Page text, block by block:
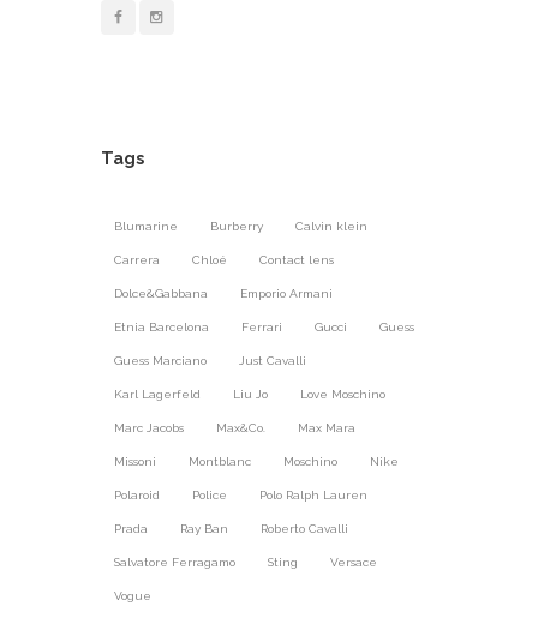
Tags
Blumarine Burberry Calvin klein
Carrera Chloé Contact lens
Dolce&Gabbana Emporio Armani
Etnia Barcelona Ferrari Gucci Guess
Guess Marciano Just Cavalli
Karl Lagerfeld Liu Jo Love Moschino
Marc Jacobs Max&Co. Max Mara
Missoni Montblanc Moschino Nike
Polaroid Police Polo Ralph Lauren
Prada Ray Ban Roberto Cavalli
Salvatore Ferragamo Sting Versace
Vogue